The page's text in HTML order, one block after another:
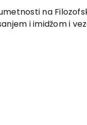
na
i imidžom i